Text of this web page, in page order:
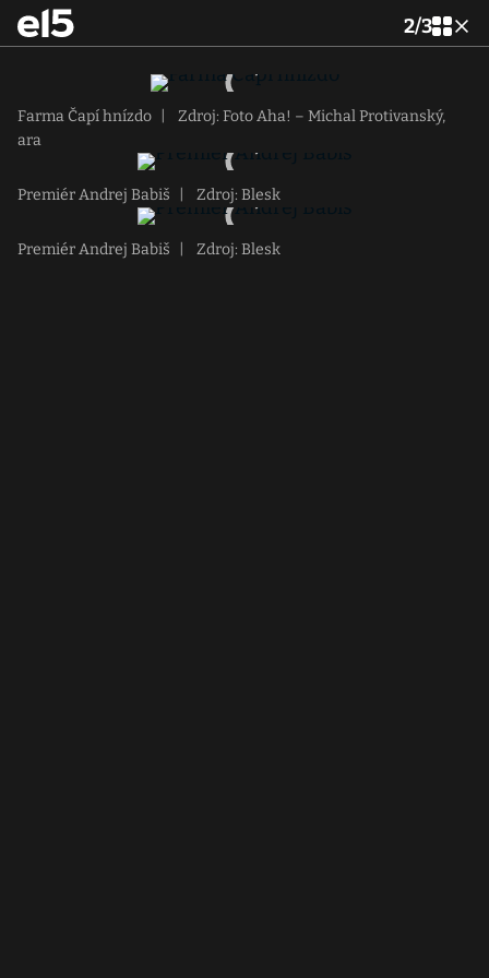
2/3
Farma Čapí hnízdo
Zdroj: Foto Aha! – Michal Protivanský,
ara
Premiér Andrej Babiš Zdroj: Blesk
Premiér Andrej Babiš Zdroj: Blesk